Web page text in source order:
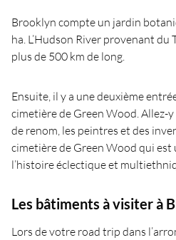
Brooklyn compte un jardin
ha. L’Hudson River provenant du
plus de 500 km de long.
Ensuite, il y a une deuxième
cimetière de Green Wood. Allez-y
de renom, les peintres et des
cimetière de Green Wood qui
l’histoire éclectique et
Les bâtiments à visiter à
Lors de votre road trip dans